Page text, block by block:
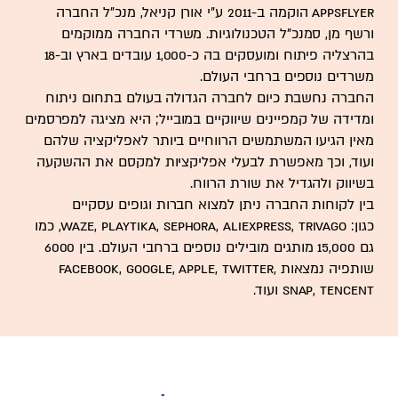
AppsFlyer הוקמה ב-2011 ע"י אורן קניאל, מנכ"ל החברה
ורשף מן, סמנכ"ל הטכנולוגיות. משרדי החברה ממוקמים
בהרצליה פיתוח ומועסקים בה כ-1,000 עובדים בארץ וב-18
משרדים נוספים ברחבי העולם.
החברה נחשבת כיום לחברה הגדולה בעולם בתחום ניתוח
ומדידה של קמפיינים שיווקיים במובייל; היא מציגה למפרסמים
מאין הגיעו המשתמשים הרווחיים ביותר לאפליקציה שלהם
ועוד, וכך מאפשרת לבעלי אפליקציות למקסם את ההשקעה
בשיווק ולהגדיל את שורת הרווח.
בין לקוחות החברה ניתן למצוא חברות וגופים עסקיים
כגון: Waze, Playtika, Sephora, AliExpress, Trivago, כמו
גם 15,000 מותגים מובילים נוספים ברחבי העולם. בין 6000
שותפיה נמצאות Facebook, Google, Apple, Twitter,
Snap, Tencent ועוד.